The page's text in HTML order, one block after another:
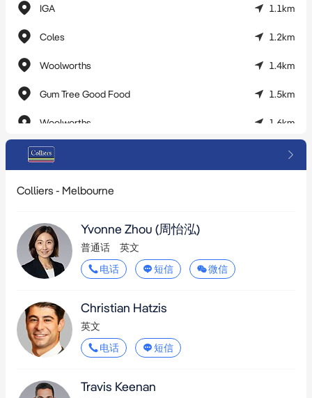
IGA 1.1km
Coles 1.2km
Woolworths 1.4km
Gum Tree Good Food 1.5km
Woolworths 1.6km
Aldi 1.6km
IGA
Claremont Supermarket
Lee's Asian Grocery
Paddlewheel
The Source Bulk Foods
Colliers - Melbourne
Yvonne Zhou (周怡泓)
普通话
英文
电话
短信 微信
Christian Hatzis
英文
电话
短信
Travis Keenan